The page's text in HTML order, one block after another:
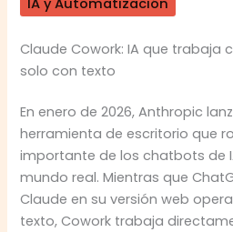
IA y Automatización
Claude Cowork: IA que trabaja
solo con texto
En enero de 2026, Anthropic
herramienta de escritorio que
importante de los chatbots de
mundo real. Mientras que
Claude en su versión web
texto, Cowork trabaja